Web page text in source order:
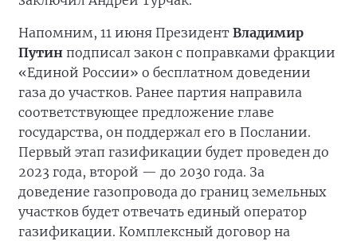
Напомним, 11 июня Президент Владимир
Путин подписал закон с поправками фракции
«Единой России» о бесплатном доведении
газа до участков. Ранее партия направила
соответствующее предложение главе
государства, он поддержал его в Послании.
Первый этап газификации будет проведен до
2023 года, второй — до 2030 года. За
доведение газопровода до границ земельных
участков будет отвечать единый оператор
газификации. Комплексный договор на